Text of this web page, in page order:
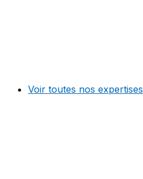
Voir toutes nos expertises